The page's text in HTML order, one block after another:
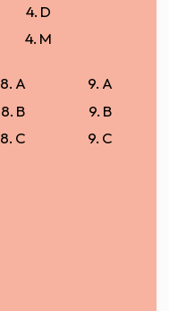
4. D
4. M
8. A
8. B
8. C
9. A
9. B
9. C